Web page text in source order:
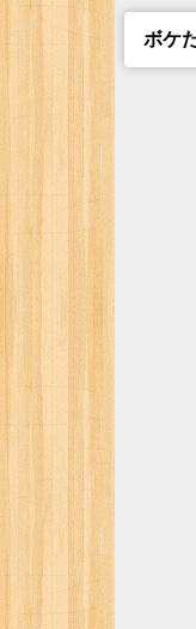
ボケ